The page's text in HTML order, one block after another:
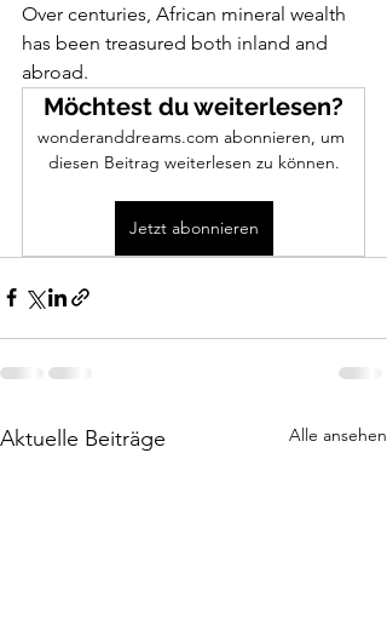
Over centuries, African mineral wealth
has been treasured both inland and
abroad.
Möchtest du weiterlesen?
wonderanddreams.com abonnieren, um
diesen Beitrag weiterlesen zu können.
Jetzt abonnieren
Aktuelle Beiträge Alle ansehen